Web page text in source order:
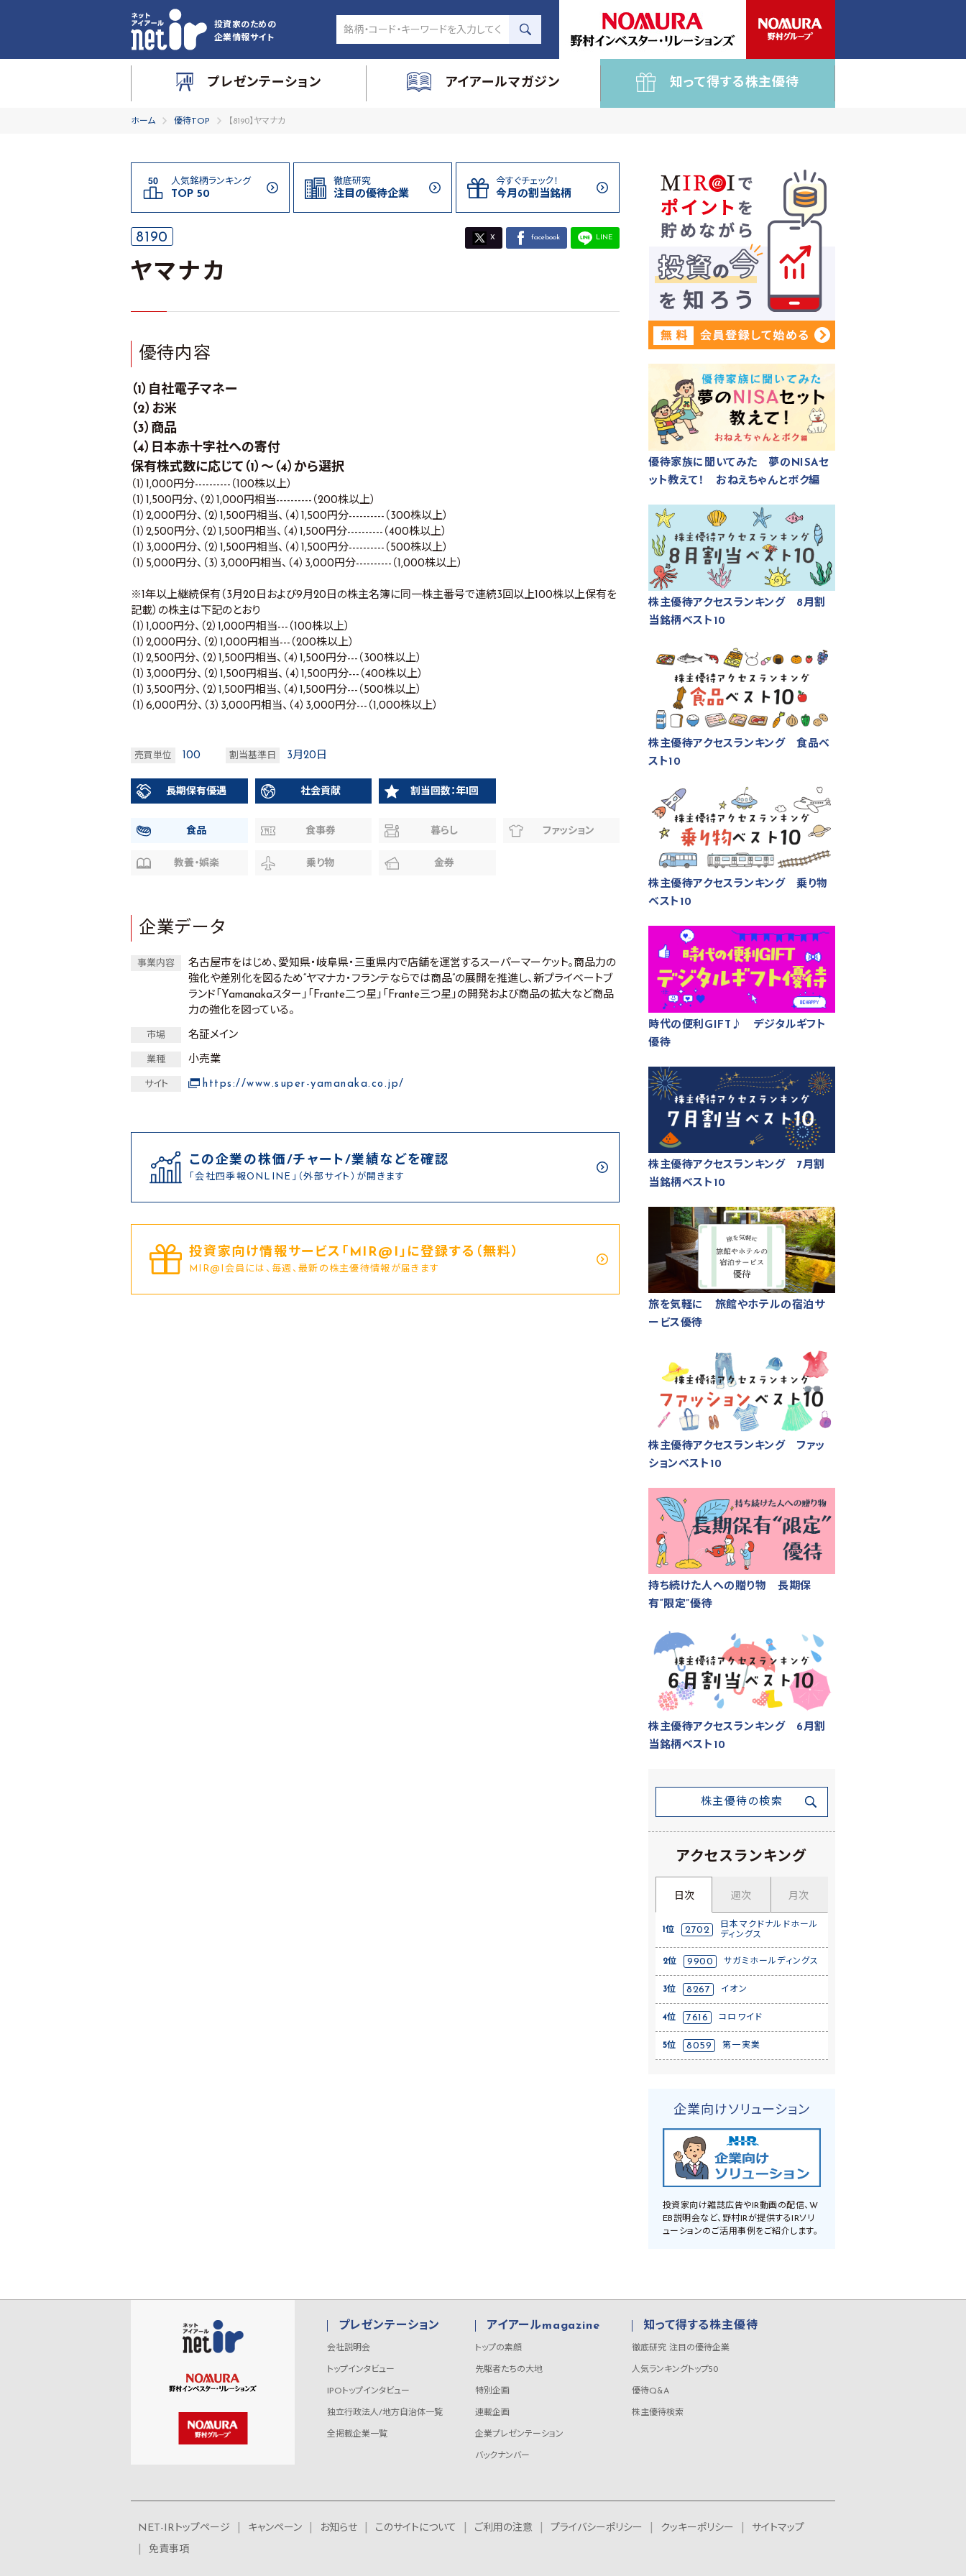
投資家のための
企業情報サイト
プレゼンテーション アイアールマガジン 知って得する株主優待
ホーム 優待TOP 【8190】ヤマナカ
人気銘柄ランキング
TOP 50
徹底研究
注目の優待企業
今すぐチェック！
今月の割当銘柄
8190 X facebook LINE
ヤマナカ
優待内容
（1）自社電子マネー
（2）お米
（3）商品
（4）日本赤十字社への寄付
保有株式数に応じて（1）～（4）から選択
（1）1,000円分----------（100株以上）
（1）1,500円分、（2）1,000円相当----------（200株以上）
（1）2,000円分、（2）1,500円相当、（4）1,500円分----------（300株以上）
（1）2,500円分、（2）1,500円相当、（4）1,500円分----------（400株以上）
（1）3,000円分、（2）1,500円相当、（4）1,500円分----------（500株以上）
（1）5,000円分、（3）3,000円相当、（4）3,000円分----------（1,000株以上）
※1年以上継続保有（3月20日および9月20日の株主名簿に同一株主番号で連続3回以上100株以上保有を
記載）の株主は下記のとおり
（1）1,000円分、（2）1,000円相当---（100株以上）
（1）2,000円分、（2）1,000円相当---（200株以上）
（1）2,500円分、（2）1,500円相当、（4）1,500円分---（300株以上）
（1）3,000円分、（2）1,500円相当、（4）1,500円分---（400株以上）
（1）3,500円分、（2）1,500円相当、（4）1,500円分---（500株以上）
（1）6,000円分、（3）3,000円相当、（4）3,000円分---（1,000株以上）
売買単位 100 割当基準日 3月20日
長期保有優遇 社会貢献 割当回数：年1回
食品 食事券 暮らし ファッション
教養・娯楽 乗り物 金券
企業データ
事業内容
名古屋市をはじめ、愛知県・岐阜県・三重県内で店舗を運営するスーパーマーケット。商品力の
強化や差別化を図るため“ヤマナカ・フランテならでは商品”の展開を推進し、新プライベートブ
ランド「Yamanakaスター」「Frante二つ星」「Frante三つ星」の開発および商品の拡大など商品
力の強化を図っている。
市場 名証メイン
業種 小売業
サイト https://www.super-yamanaka.co.jp/
この企業の株価/チャート/業績などを確認
「会社四季報ONLINE」（外部サイト）が開きます
投資家向け情報サービス｢MIR@I｣に登録する（無料）
MIR@I会員には、毎週、最新の株主優待情報が届きます
優待家族に聞いてみた 夢のNISAセ
ット教えて！ おねえちゃんとボク編
株主優待アクセスランキング 8月割
当銘柄ベスト10
株主優待アクセスランキング 食品ベ
スト10
株主優待アクセスランキング 乗り物
ベスト10
時代の便利GIFT♪ デジタルギフト
優待
株主優待アクセスランキング 7月割
当銘柄ベスト10
旅を気軽に 旅館やホテルの宿泊サ
ービス優待
株主優待アクセスランキング ファッ
ションベスト10
持ち続けた人への贈り物 長期保
有“限定”優待
株主優待アクセスランキング 6月割
当銘柄ベスト10
株主優待の検索
アクセスランキング
日次 週次 月次
1位 2702
日本マクドナルドホール
ディングス
2位 9900 サガミホールディングス
3位 8267 イオン
4位 7616 コロワイド
5位 8059 第一実業
企業向けソリューション
投資家向け雑誌広告やIR動画の配信、W
EB説明会など、野村IRが提供するIRソリ
ューションのご活用事例をご紹介します。
プレゼンテーション
会社説明会
トップインタビュー
IPOトップインタビュー
独立行政法人/地方自治体一覧
全掲載企業一覧
アイアールmagazine
トップの素顔
先駆者たちの大地
特別企画
連載企画
企業プレゼンテーション
バックナンバー
知って得する株主優待
徹底研究 注目の優待企業
人気ランキングトップ50
優待Q&A
株主優待検索
NET-IRトップページ キャンペーン お知らせ このサイトについて ご利用の注意 プライバシーポリシー クッキーポリシー
サイトマップ
免責事項